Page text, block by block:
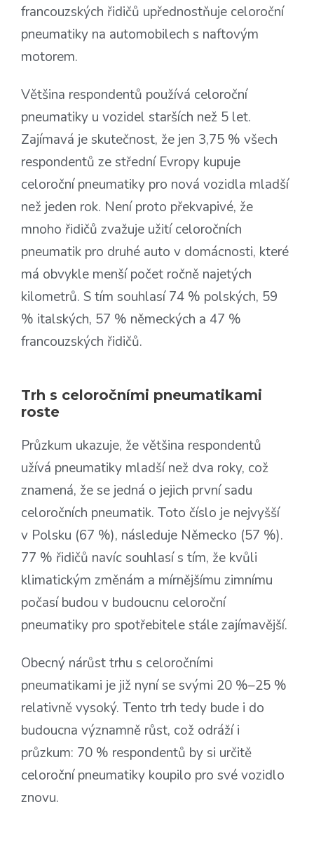
francouzských řidičů upřednostňuje celoroční
pneumatiky na automobilech s naftovým
motorem.
Většina respondentů používá celoroční
pneumatiky u vozidel starších než 5 let.
Zajímavá je skutečnost, že jen 3,75 % všech
respondentů ze střední Evropy kupuje
celoroční pneumatiky pro nová vozidla mladší
než jeden rok. Není proto překvapivé, že
mnoho řidičů zvažuje užití celoročních
pneumatik pro druhé auto v domácnosti, které
má obvykle menší počet ročně najetých
kilometrů. S tím souhlasí 74 % polských, 59
% italských, 57 % německých a 47 %
francouzských řidičů.
Trh s celoročními pneumatikami
roste
Průzkum ukazuje, že většina respondentů
užívá pneumatiky mladší než dva roky, což
znamená, že se jedná o jejich první sadu
celoročních pneumatik. Toto číslo je nejvyšší
v Polsku (67 %), následuje Německo (57 %).
77 % řidičů navíc souhlasí s tím, že kvůli
klimatickým změnám a mírnějšímu zimnímu
počasí budou v budoucnu celoroční
pneumatiky pro spotřebitele stále zajímavější.
Obecný nárůst trhu s celoročními
pneumatikami je již nyní se svými 20 %–25 %
relativně vysoký. Tento trh tedy bude i do
budoucna významně růst, což odráží i
průzkum: 70 % respondentů by si určitě
celoroční pneumatiky koupilo pro své vozidlo
znovu.